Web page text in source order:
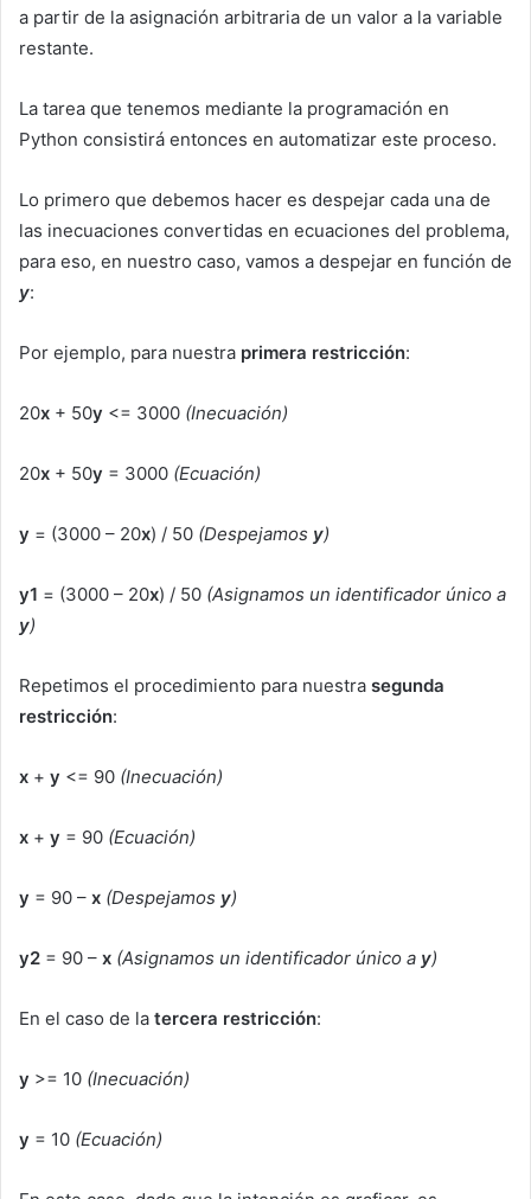
a partir de la asignación arbitraria de un valor a la variable
restante.
La tarea que tenemos mediante la programación en
Python consistirá entonces en automatizar este proceso.
Lo primero que debemos hacer es despejar cada una de
las inecuaciones convertidas en ecuaciones del problema,
para eso, en nuestro caso, vamos a despejar en función de
y:
Por ejemplo, para nuestra primera restricción:
20x + 50y <= 3000 (Inecuación)
20x + 50y = 3000 (Ecuación)
y = (3000 – 20x) / 50 (Despejamos y)
y1 = (3000 – 20x) / 50 (Asignamos un identificador único a
y)
Repetimos el procedimiento para nuestra segunda
restricción:
x + y <= 90 (Inecuación)
x + y = 90 (Ecuación)
y = 90 – x (Despejamos y)
y2 = 90 – x (Asignamos un identificador único a y)
En el caso de la tercera restricción:
y >= 10 (Inecuación)
y = 10 (Ecuación)